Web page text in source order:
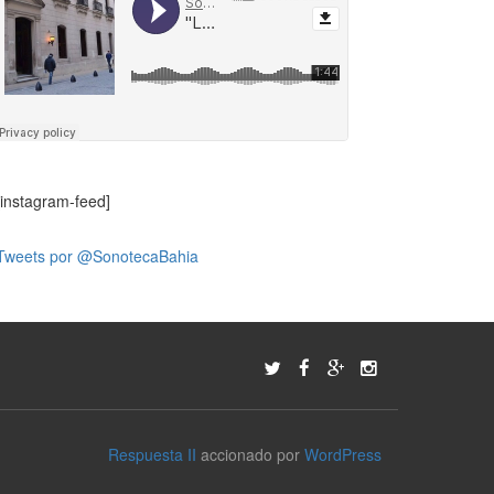
feed]
por @SonotecaBahia
Respuesta II accionado por WordPress